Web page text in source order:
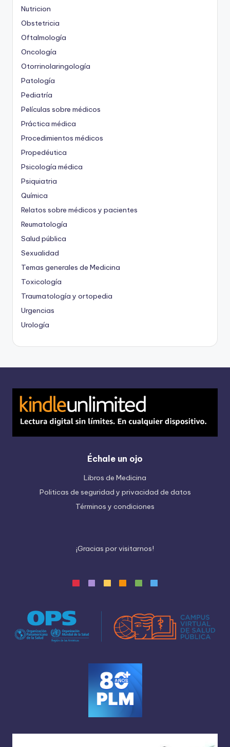
Nutricion
Obstetricia
Oftalmología
Oncología
Otorrinolaringología
Patología
Pediatría
Películas sobre médicos
Práctica médica
Procedimientos médicos
Propedéutica
Psicología médica
Psiquiatria
Química
Relatos sobre médicos y pacientes
Reumatología
Salud pública
Sexualidad
Temas generales de Medicina
Toxicología
Traumatología y ortopedia
Urgencias
Urología
Échale un ojo
Libros de Medicina
Politicas de seguridad y privacidad de datos
Términos y condiciones
¡Gracias porvisitarnos!